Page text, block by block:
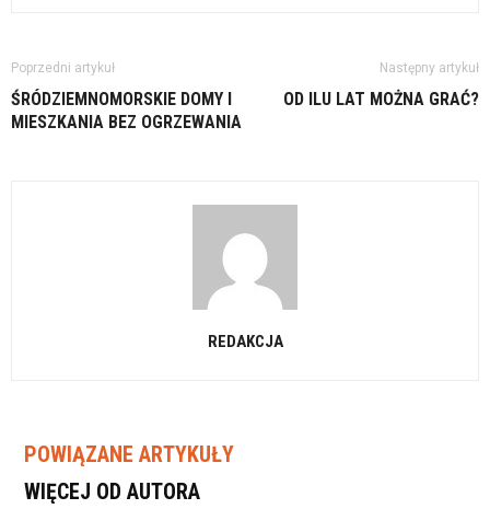
Poprzedni artykuł
ŚRÓDZIEMNOMORSKIE DOMY I
MIESZKANIA BEZ OGRZEWANIA
Następny artykuł
OD ILU LAT MOŻNA GRAĆ?
REDAKCJA
POWIĄZANE ARTYKUŁY
WIĘCEJ OD AUTORA